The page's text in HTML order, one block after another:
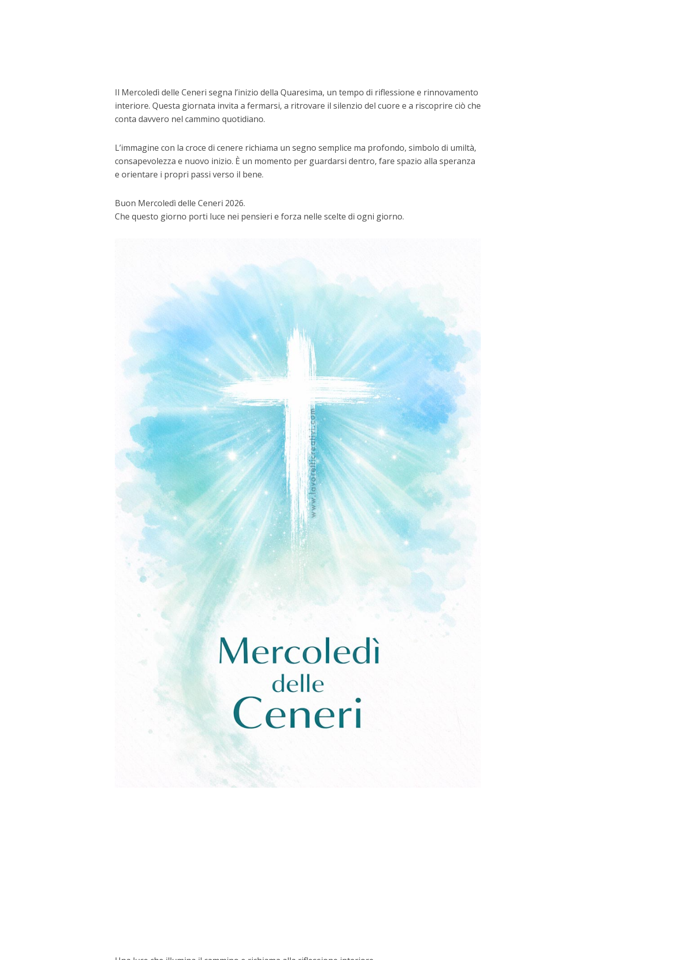
Il Mercoledì delle Ceneri segna l’inizio della Quaresima, un tempo di riflessione e rinnovamento
interiore. Questa giornata invita a fermarsi, a ritrovare il silenzio del cuore e a riscoprire ciò che
conta davvero nel cammino quotidiano.
L’immagine con la croce di cenere richiama un segno semplice ma profondo, simbolo di umiltà,
consapevolezza e nuovo inizio. È un momento per guardarsi dentro, fare spazio alla speranza
e orientare i propri passi verso il bene.
Buon Mercoledì delle Ceneri 2026.
Che questo giorno porti luce nei pensieri e forza nelle scelte di ogni giorno.